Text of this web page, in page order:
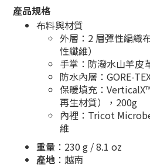
產品規格
布料與材質
外層：2 層彈性編織
性纖維）
手掌：防潑水山羊皮
防水內層：GORE-
保暖填充：
再生材質），200g
內裡：Tricot
維
重量 ：230 g / 8.1 oz
產地 ：越南